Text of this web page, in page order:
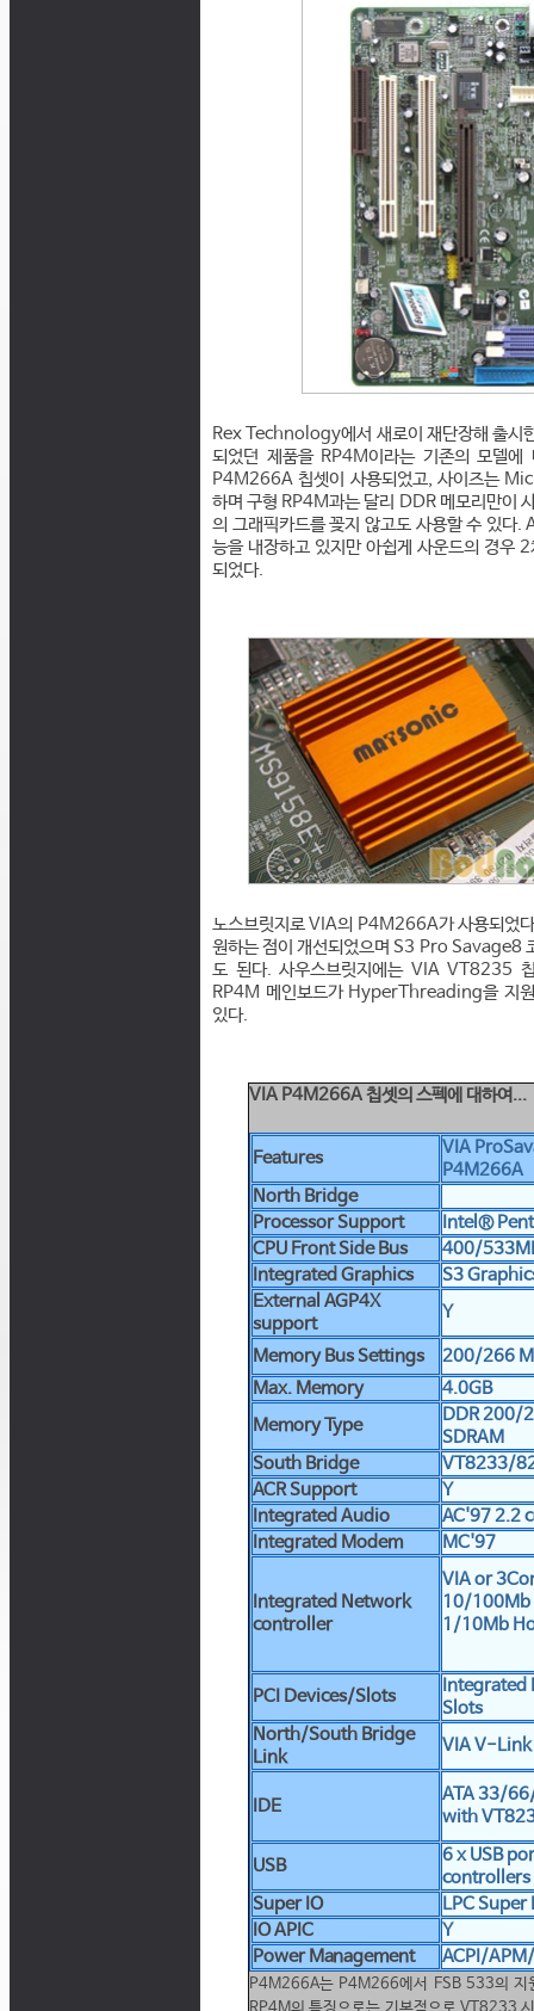
Rex Technology에서 새로이 재단장해 출시
되었던 제품을 RP4M이라는 기존의 모델
P4M266A 칩셋이 사용되었고, 사이즈는
하며 구형 RP4M과는 달리 DDR 메모리만이
의 그래픽카드를 꽂지 않고도 사용할 수 있
능을 내장하고 있지만 아쉽게 사운드의 경우
되었다.
노스브릿지로 VIA의 P4M266A가 사용되었
원하는 점이 개선되었으며 S3 Pro Savage8
도 된다. 사우스브릿지에는 VIA VT8235
RP4M 메인보드가 HyperThreading을 지원
있다.
VIA P4M266A 칩셋의 스펙에 대하여...
Features
VIA
P4M266A
North Bridge
Processor Support
Intel®
CPU Front Side Bus
400/
Integrated Graphics
S3
External AGP4X
support
Y
Memory Bus Settings
200/266
Max. Memory
4.0GB
Memory Type
DDR 200/
SDRAM
South Bridge
VT8233/
ACR Support
Y
Integrated Audio
AC'97 2.2
Integrated Modem
MC'97
Integrated Network
controller
VIA or
10/100Mb
1/10Mb
PCI Devices/Slots
Integrated
Slots
North/South Bridge
Link
VIA V-Link
IDE
ATA 33/
with
USB
6 x USB
controllers
Super IO
LPC Super
IO APIC
Y
Power Management
ACPI/
P4M266A는 P4M266에서 FSB 533의 지